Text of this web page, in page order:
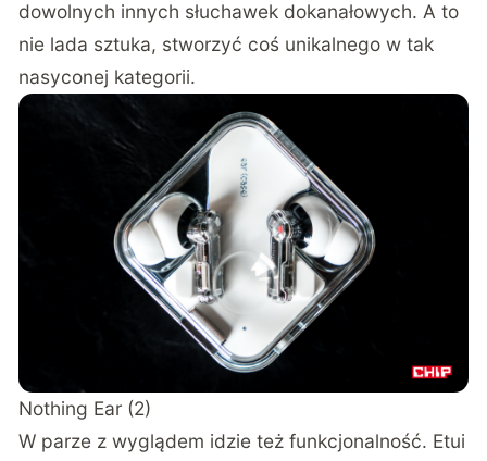
dowolnych innych słuchawek dokanałowych. A to
nie lada sztuka, stworzyć coś unikalnego w tak
nasyconej kategorii.
Nothing Ear (2)
W parze z wyglądem idzie też funkcjonalność. Etui